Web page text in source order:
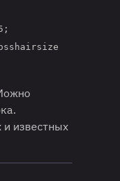
и известных